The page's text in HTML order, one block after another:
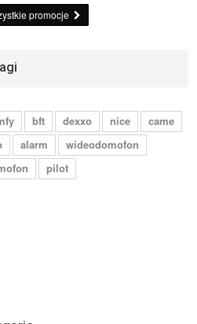
promocje
bft dexxo nice
came
alarm
wideodomofon
pilot